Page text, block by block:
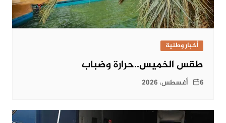
أخبار وطنية
طقس الخميس..حرارة وضباب
6 أغسطس، 2026